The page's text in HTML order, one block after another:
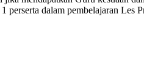
dalam pembelajaran Les